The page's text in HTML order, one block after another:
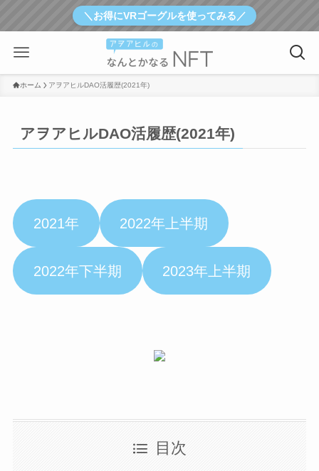
＼お得にVRゴーグルを使ってみる／
ホーム アヲアヒルDAO活履歴(2021年)
アヲアヒルDAO活履歴(2021年)
2021年 2022年上半期
2022年下半期 2023年上半期
目次